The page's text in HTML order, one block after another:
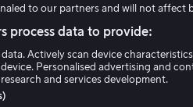
Skuespiller
to our partners and will not affect
process data to provide:
Actively scan device
Personalised advertising and
and services development.